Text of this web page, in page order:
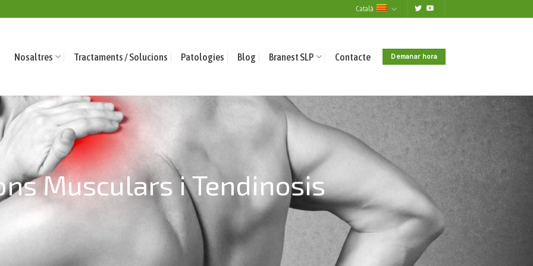
Català
Nosaltres Tractaments / Solucions Patologies Blog Branest SLP Contacte Demanar hora
Musculars i Tendinosis